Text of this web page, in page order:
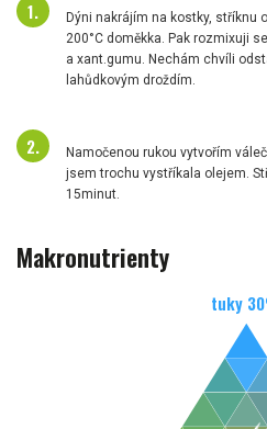
Dýni nakrájím na kostky, stříknu
200°C doměkka. Pak rozmixuji
a xant.gumu. Nechám chvíli
lahůdkovým droždím.
Namočenou rukou vytvořím
jsem trochu vystříkala olejem.
15minut.
Makronutrienty
tuky 30